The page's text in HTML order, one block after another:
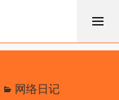
网络日记